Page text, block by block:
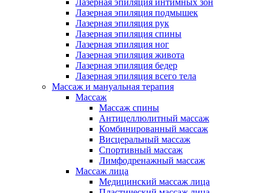
Лазерная эпиляция интимных зон
Лазерная эпиляция подмышек
Лазерная эпиляция рук
Лазерная эпиляция спины
Лазерная эпиляция ног
Лазерная эпиляция живота
Лазерная эпиляция бедер
Лазерная эпиляция всего тела
Массаж и мануальная терапия
Массаж
Массаж спины
Антицеллюлитный массаж
Комбинированный массаж
Висцеральный массаж
Спортивный массаж
Лимфодренажный массаж
Массаж лица
Медицинский массаж лица